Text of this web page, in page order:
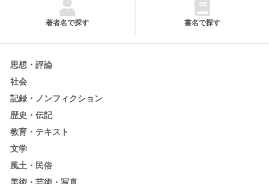
著者名で探す 書名で探す
思想・評論
社会
記録・ノンフィクション
歴史・伝記
教育・テキスト
文学
風土・民俗